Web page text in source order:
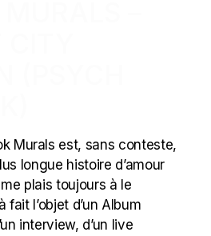
Murals est, sans conteste,
longue histoire d’amour
plais toujours à le
fait l’objet d’un Album
interview, d’un live